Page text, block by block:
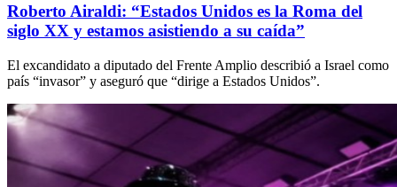
Roberto Airaldi: “Estados Unidos es la Roma del
siglo XX y estamos asistiendo a su caída”
El excandidato a diputado del Frente Amplio describió a Israel como
país “invasor” y aseguró que “dirige a Estados Unidos”.